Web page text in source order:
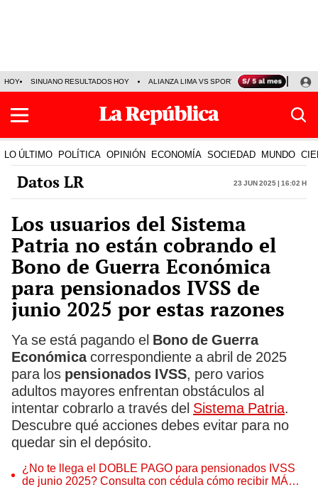
HOY SINUANO RESULTADOS HOY ALIANZA LIMA VS SPORT BOYS JORGE
LO ÚLTIMO POLÍTICA OPINIÓN ECONOMÍA SOCIEDAD MUNDO
Datos LR 23 Jun 2025 | 16:02 h
Los usuarios del Sistema
Patria no están cobrando el
Bono de Guerra Económica
para pensionados IVSS de
junio 2025 por estas razones
Ya se está pagando el Bono de Guerra
Económicacorrespondiente a abril de 2025
para los pensionados IVSS, pero varios
adultos mayores enfrentan obstáculos al
intentar cobrarlo a través del Sistema Patria.
Descubre qué acciones debes evitar para no
quedar sin el depósito.
¿No te llega el DOBLE PAGO para pensionados IVSS
de junio 2025? Consulta con cédula cómo recibir MÁS